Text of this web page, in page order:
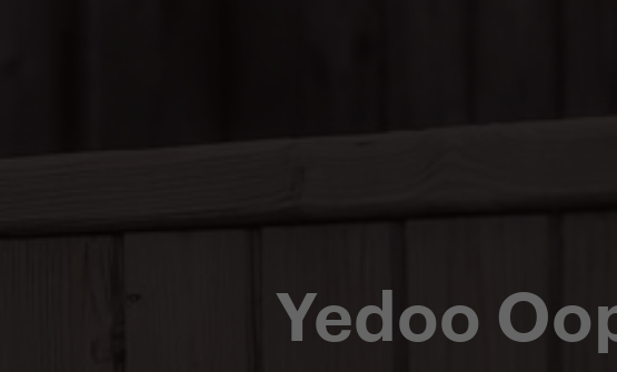
Yedoo